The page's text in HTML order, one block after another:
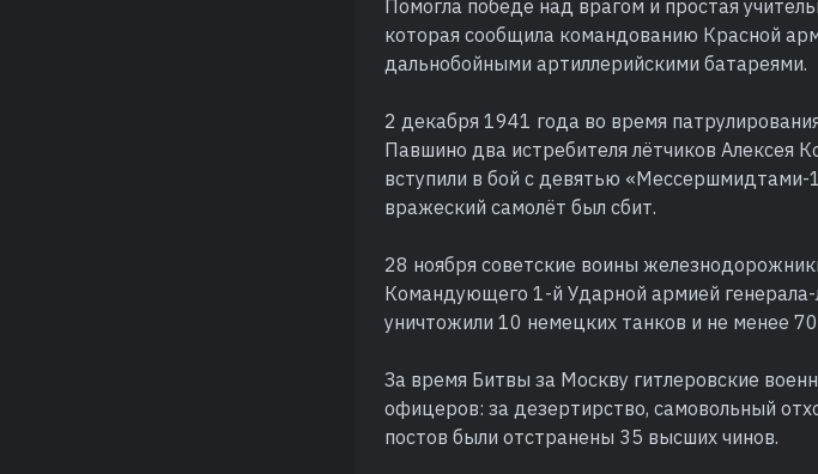
Помогла победе над врагом и простая
которая сообщила командованию Красной
дальнобойными артиллерийскими батареями.
2 декабря 1941 года во время
Павшино два истребителя лётчиков Алексея
вступили в бой с девятью
вражеский самолёт был сбит.
28 ноября советские воины
Командующего 1-й Ударной армией
уничтожили 10 немецких танков и не менее
За время Битвы за Москву гитлеровские
офицеров: за дезертирство, самовольный
постов были отстранены 35 высших чинов.